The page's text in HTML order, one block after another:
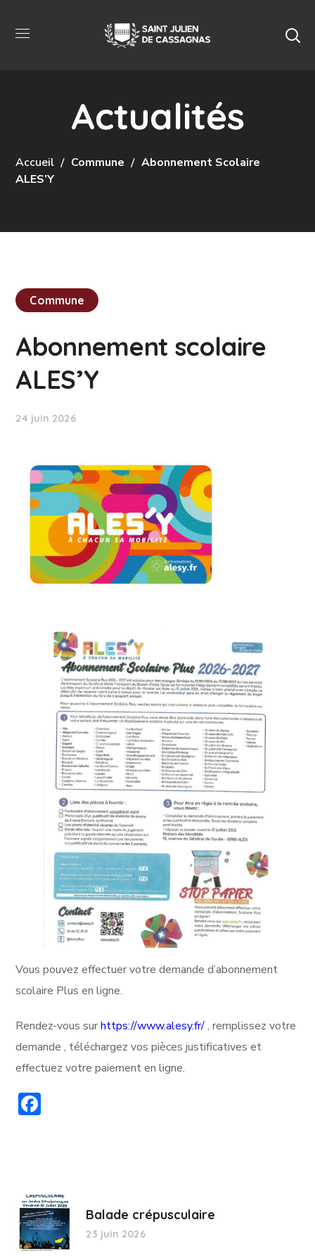
Actualités
Accueil Commune
Abonnement Scolaire
ALES’Y
Commune
Abonnement scolaire
ALES’Y
24 juin 2026
Vous pouvez effectuer votre demande d’abonnement
scolaire Plus en ligne.
Rendez-vous surhttps://www.alesy.fr/, remplissez votre
demande , téléchargez vos pièces justificatives et
effectuez votre paiement en ligne.
Balade crépusculaire
23 juin 2026